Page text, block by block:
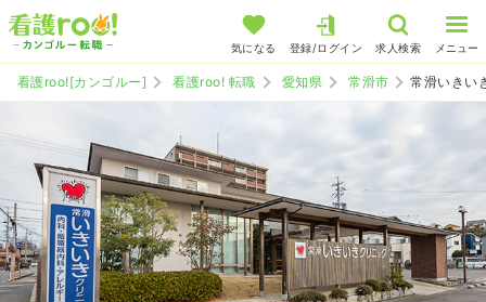
気になる 登録/ログイン 求人検索 メニュー
看護roo![カンゴルー] 看護roo! 転職 愛知県 常滑市 常滑いきい